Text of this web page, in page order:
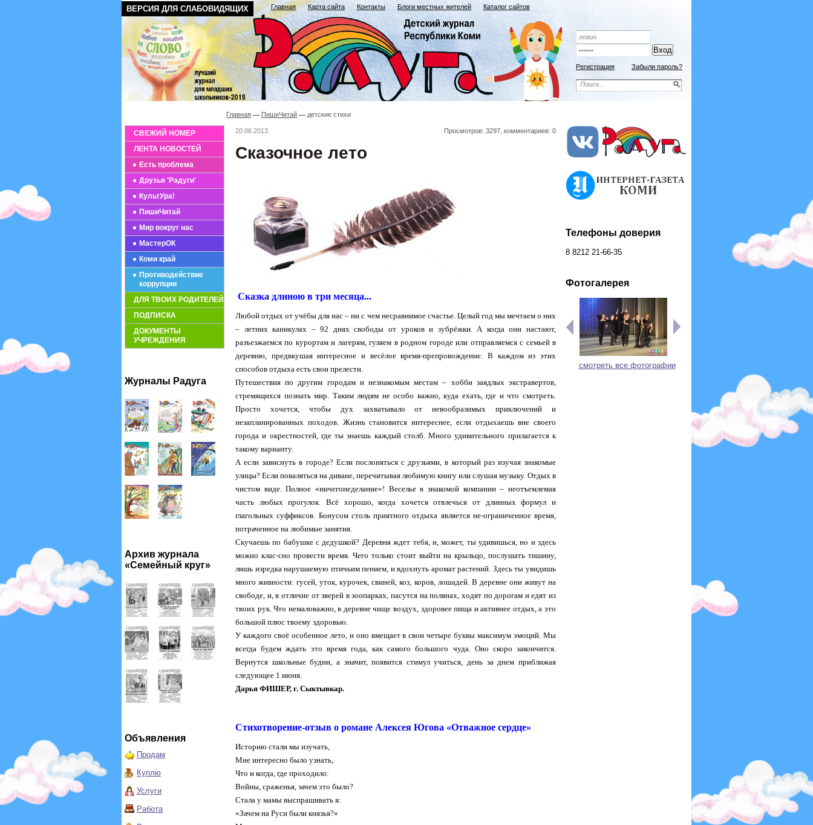
ВЕРСИЯ ДЛЯ СЛАБОВИДЯЩИХ Главная Карта сайта Контакты Блоги местных жителей Каталог сайтов
Регистрация Забыли пароль?
СВЕЖИЙ НОМЕР
ЛЕНТА НОВОСТЕЙ
Есть проблема
Друзья 'Радуги'
КультУра!
ПишиЧитай
Мир вокруг нас
МастерОК
Коми край
Противодействие
коррупции
ДЛЯ ТВОИХ РОДИТЕЛЕЙ
ПОДПИСКА
ДОКУМЕНТЫ
УЧРЕЖДЕНИЯ
Журналы Радуга
Архив журнала
«Семейный круг»
Объявления
Продам
Куплю
Услуги
Работа
Главная ПишиЧитай детские стихи
20.06.2013 Просмотров: 3297, комментариев: 0
Сказочное лето
Сказка длиною в три месяца...
Любой отдых от учёбы для нас – ни с чем несравнимое счастье. Целый год мы мечтаем о них
– летних каникулах – 92 днях свободы от уроков и зубрёжки. А когда они настают,
разъезжаемся по курортам и лагерям, гуляем в родном городе или отправляемся с семьей в
деревню, предвкушая интересное и весёлое время-препровождение. В каждом из этих
способов отдыха есть свои прелести.
Путешествия по другим городам и незнакомым местам – хобби заядлых экстравертов,
стремящихся познать мир. Таким людям не особо важно, куда ехать, где и что смотреть.
Просто хочется, чтобы дух захватывало от невообразимых приключений и
незапланированных походов. Жизнь становится интереснее, если отдыхаешь вне своего
города и окрестностей, где ты знаешь каждый столб. Много удивительного прилагается к
такому варианту.
А если зависнуть в городе? Если послоняться с друзьями, в который раз изучая знакомые
улицы? Если поваляться на диване, перечитывая любимую книгу или слушая музыку. Отдых в
чистом виде. Полное «ничегонеделание»! Веселье в знакомой компании – неотъемлемая
часть любых прогулок. Всё хорошо, когда хочется отвлечься от длинных формул и
глагольных суффиксов. Бонусом столь приятного отдыха является не-ограниченное время,
потраченное на любимые занятия.
Скучаешь по бабушке с дедушкой? Деревня ждет тебя, и, может, ты удивишься, но и здесь
можно клас-сно провести время. Чего только стоит выйти на крыльцо, послушать тишину,
лишь изредка нарушаемую птичьим пением, и вдохнуть аромат растений. Здесь ты увидишь
много живности: гусей, уток, курочек, свиней, коз, коров, лошадей. В деревне они живут на
свободе, и, в отличие от зверей в зоопарках, пасутся на полянах, ходят по дорогам и едят из
твоих рук. Что немаловажно, в деревне чище воздух, здоровее пища и активнее отдых, а это
большой плюс твоему здоровью.
У каждого своё особенное лето, и оно вмещает в свои четыре буквы максимум эмоций. Мы
всегда будем ждать это время года, как самого большого чуда. Оно скоро закончится.
Вернутся школьные будни, а значит, появится стимул учиться, день за днем приближая
следующее 1 июня.
Дарья ФИШЕР, г. Сыктывкар.
Стихотворение-отзыв о романе Алексея Югова «Отважное сердце»
Историю стали мы изучать,
Мне интересно было узнать,
Что и когда, где проходило:
Войны, сраженья, зачем это было?
Стала у мамы выспрашивать я:
«Зачем на Руси были князья?»
Телефоны доверия
8 8212 21-66-35
Фотогалерея
смотреть все фотографии